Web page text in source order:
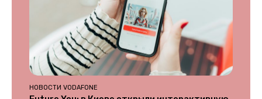
НОВОСТИ VODAFONE